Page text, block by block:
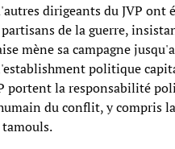
dirigeants du JVP ont
de la guerre,
mène sa campagne
politique
portent la responsabilité
du conflit, y compris